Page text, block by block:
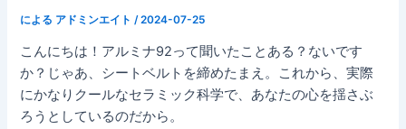
による アドミンエイト/2024-07-25
こんにちは！アルミナ92って聞いたことある？ないです
か？じゃあ、シートベルトを締めたまえ。これから、実際
にかなりクールなセラミック科学で、あなたの心を揺さぶ
ろうとしているのだから。